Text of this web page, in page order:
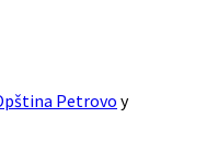
Petrovoу